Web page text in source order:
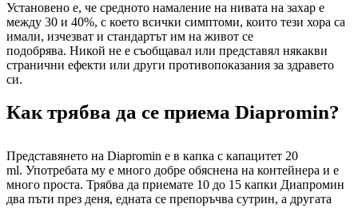
Установено е, че средното намаление на нивата на захар е
между 30 и 40%, с което всички симптоми, които тези хора са
имали, изчезват и стандартът им на живот се
подобрява. Никой не е съобщавал или представял някакви
странични ефекти или други противопоказания за здравето
си.
Как трябва да се приема Diapromin?
Представянето на Diapromin е в капка с капацитет 20
ml. Употребата му е много добре обяснена на контейнера и е
много проста. Трябва да приемате 10 до 15 капки Диапромин
два пъти през деня, едната се препоръчва сутрин, а другата